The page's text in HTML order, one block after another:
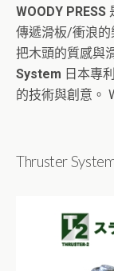
WOODY PRESS
傳遞滑板/衝浪的
把木頭的質感與
System 日本專
的技術與創意。
Thruster